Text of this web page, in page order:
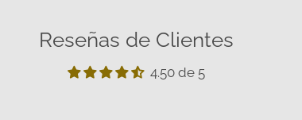
Reseñas de Clientes
4.50 de 5